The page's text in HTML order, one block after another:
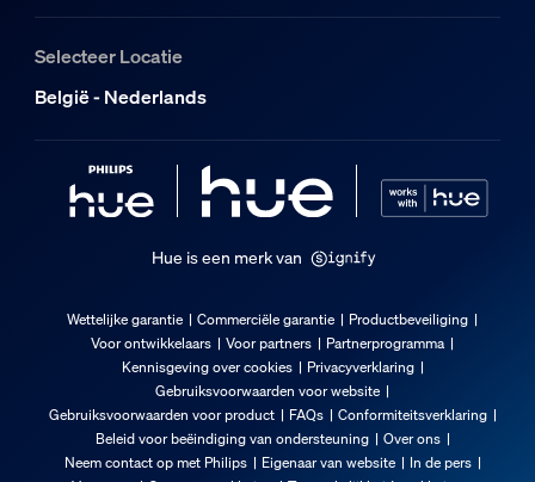
Selecteer Locatie
België - Nederlands
Hue is een merk van
Wettelijke garantie Commerciële garantie
Productbeveiliging
Voor ontwikkelaars
Voor partners
Partnerprogramma
Kennisgeving over cookies
Privacyverklaring
Gebruiksvoorwaarden voor website
Gebruiksvoorwaarden voor product
FAQs
Conformiteitsverklaring
Beleid voor beëindiging van ondersteuning
Over ons
Neem contact op met Philips
Eigenaar van website
In de pers